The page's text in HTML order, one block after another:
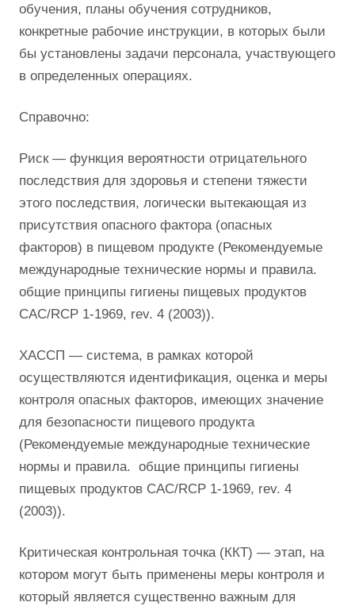
обучения, планы обучения сотрудников,
конкретные рабочие инструкции, в которых были
бы установлены задачи персонала, участвующего
в определенных операциях.
Справочно:
Риск — функция вероятности отрицательного
последствия для здоровья и степени тяжести
этого последствия, логически вытекающая из
присутствия опасного фактора (опасных
факторов) в пищевом продукте (Рекомендуемые
международные технические нормы и правила.
общие принципы гигиены пищевых продуктов
CAC/RCP 1-1969, rev. 4 (2003)).
ХАССП — система, в рамках которой
осуществляются идентификация, оценка и меры
контроля опасных факторов, имеющих значение
для безопасности пищевого продукта
(Рекомендуемые международные технические
нормы и правила. общие принципы гигиены
пищевых продуктов CAC/RCP 1-1969, rev. 4
(2003)).
Критическая контрольная точка (ККТ) — этап, на
котором могут быть применены меры контроля и
который является существенно важным для